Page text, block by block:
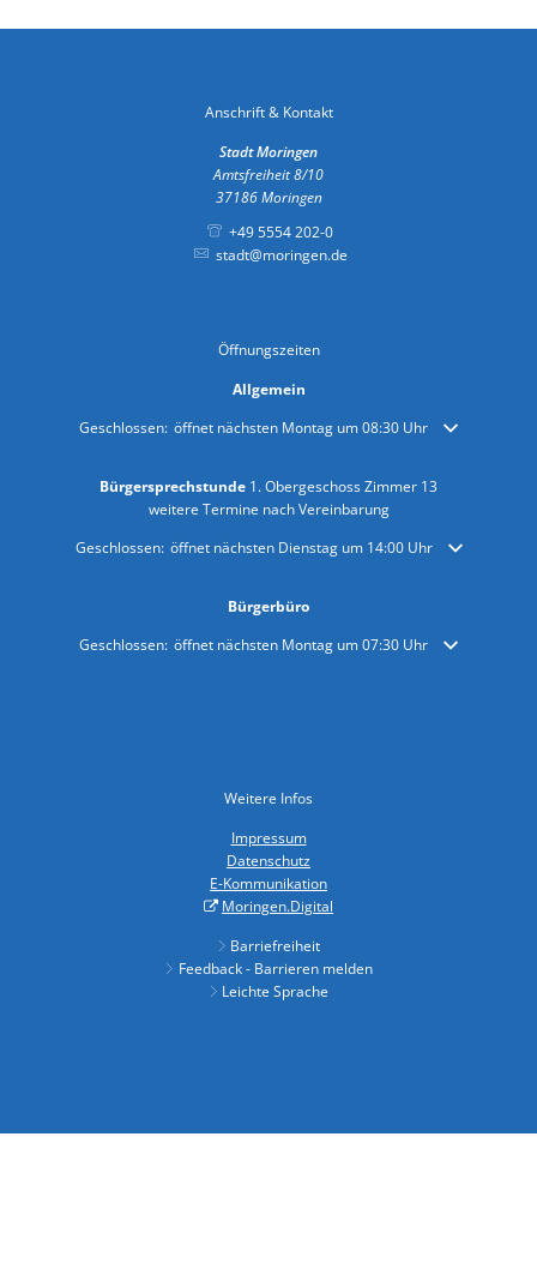
Anschrift & Kontakt
Stadt Moringen
Amtsfreiheit 8/10
37186 Moringen
+49 5554 202-0
stadt@moringen.de
Öffnungszeiten
Allgemein
Klicken, um weitere Öffnungs- oder Schließzeiten auszublenden
Geschlossen: öffnet nächsten Montag um 08:30 Uhr
Bürgersprechstunde 1. Obergeschoss Zimmer 13
weitere Termine nach Vereinbarung
Klicken, um weitere Öffnungs- oder Schließzeiten auszublenden
Geschlossen: öffnet nächsten Dienstag um 14:00 Uhr
Bürgerbüro
Klicken, um weitere Öffnungs- oder Schließzeiten auszublenden
Geschlossen: öffnet nächsten Montag um 07:30 Uhr
Weitere Infos
Impressum
Datenschutz
E-Kommunikation
Moringen.Digital
Barriefreiheit
Feedback - Barrieren melden
Leichte Sprache